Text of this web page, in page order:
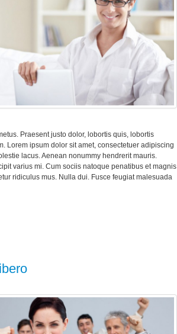
Praesent justo dolor, lobortis quis, lobortis
Lorem ipsum dolor sit amet, consectetuer adipiscing
lacus. Aenean nonummy hendrerit mauris.
varius mi. Cum sociis natoque penatibus et magnis
ridiculus mus. Nulla dui. Fusce feugiat malesuada